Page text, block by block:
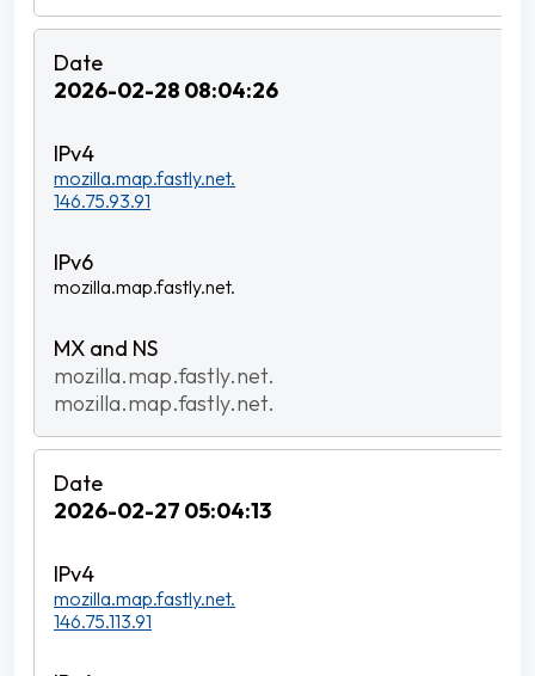
2026-02-28 08:04:26
mozilla.map.fastly.net.
146.75.93.91
mozilla.map.fastly.net.
mozilla.map.fastly.net.
mozilla.map.fastly.net.
2026-02-27 05:04:13
mozilla.map.fastly.net.
146.75.113.91